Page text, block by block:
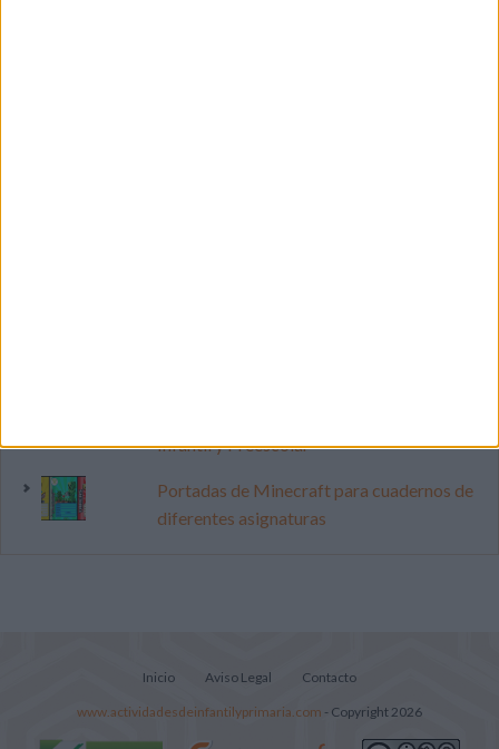
Infantil y Preescolar
Portadas de Minecraft para cuadernos de
diferentes asignaturas
Inicio Aviso Legal Contacto
www.actividadesdeinfantilyprimaria.com - Copyright 2026